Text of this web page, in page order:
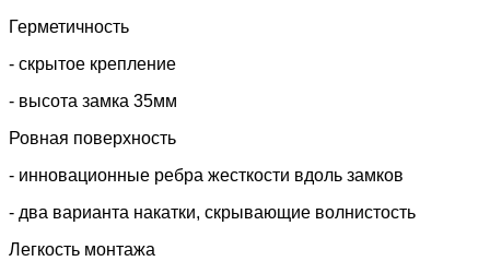
Герметичность
- скрытое крепление
- высота замка 35мм
Ровная поверхность
- инновационные ребра жесткости вдоль замков
- два варианта накатки, скрывающие волнистость
Легкость монтажа